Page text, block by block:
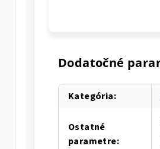
Dodatočné
Kategória:
Ostatné
parametre: